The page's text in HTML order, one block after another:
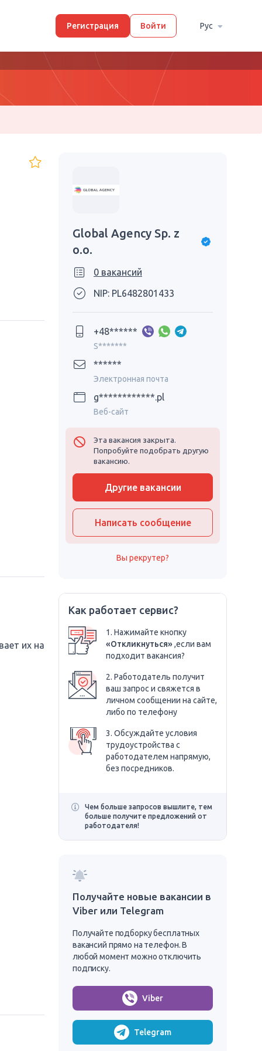
Регистрация Войти Рус
их на
Global Agency Sp. z
o.o.
0 вакансий
NIP: PL6482801433
+48******
S*******
******
Электронная почта
g************.pl
Веб-сайт
Эта вакансия закрыта.
Попробуйте подобрать другую
вакансию.
Другие вакансии
Написать сообщение
Вы рекрутер?
Как работает сервис?
1. Нажимайте кнопку
«Откликнуться»,если вам
подходит вакансия?
2. Работодатель получит
ваш запрос и свяжется в
личном сообщении на сайте,
либо по телефону
3. Обсуждайте условия
трудоустройства с
работодателем напрямую,
без посредников.
Чем больше запросов вышлите, тем
больше получите предложений от
работодателя!
Получайте новые вакансии в
Viber или Telegram
Получайте подборку бесплатных
вакансий прямо на телефон. В
любой момент можно отключить
подписку.
Viber
Telegram